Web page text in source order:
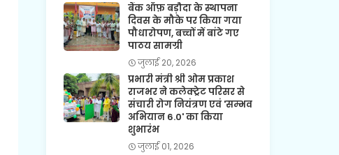
बैंक ऑफ़ बड़ौदा के स्थापना
दिवस के मौके पर किया गया
पौधारोपण, बच्चों में बांटे गए
पाठय सामग्री
जुलाई 20, 2026
प्रभारी मंत्री श्री ओम प्रकाश
राजभर ने कलेक्ट्रेट परिसर से
संचारी रोग नियंत्रण एवं 'सम्भव
अभियान 6.0' का किया
शुभारंभ
जुलाई 01, 2026